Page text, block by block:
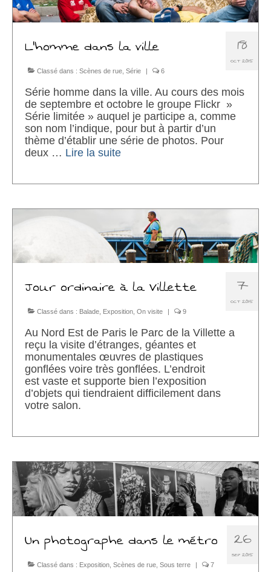
18
OCT 2015
L’homme dans la ville
Classé dans : Scènes de rue Série | 6
Série homme dans la ville. Au cours des mois
de septembre et octobre le groupe Flickr »
Série limitée » auquel je participe a, comme
son nom l’indique, pour but à partir d’un
thème d’établir une série de photos. Pour
deux … Lire la suite­­
7
OCT 2015
Jour ordinaire à la Villette
Classé dans : Balade Exposition On visite 9
Au Nord Est de Paris le Parc de la Villette a
reçu la visite d’étranges, géantes et
monumentales œuvres de plastiques
gonflées voire très gonflées. L’endroit
est vaste et supporte bien l’exposition
d’objets qui tiendraient difficilement dans
votre salon.
26
SEP 2015
Un photographe dans le métro
Classé dans : Exposition Scènes de rue Sous terre 7